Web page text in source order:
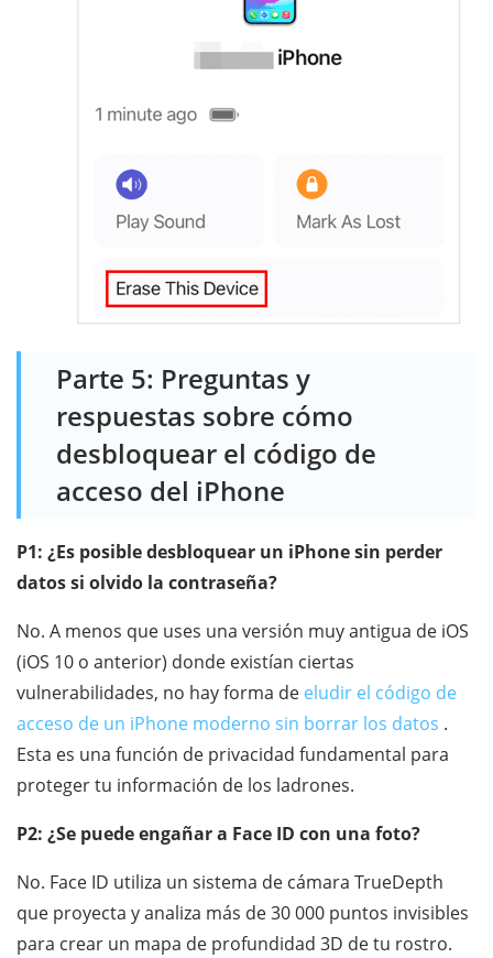
Parte 5: Preguntas y
respuestas sobre cómo
desbloquear el código de
acceso del iPhone
P1: ¿Es posible desbloquear un iPhone sin perder
datos si olvido la contraseña?
No. A menos que uses una versión muy antigua de iOS
(iOS 10 o anterior) donde existían ciertas
vulnerabilidades, no hay forma de eludir el código de
acceso de un iPhone moderno sin borrar los datos .
Esta es una función de privacidad fundamental para
proteger tu información de los ladrones.
P2: ¿Se puede engañar a Face ID con una foto?
No. Face ID utiliza un sistema de cámara TrueDepth
que proyecta y analiza más de 30 000 puntos invisibles
para crear un mapa de profundidad 3D de tu rostro.